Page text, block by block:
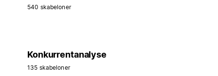
540 skabeloner
Konkurrentanalyse
135 skabeloner